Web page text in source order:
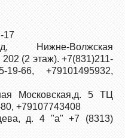
17
Нижне-Волжская
(2 этаж). +7(831)211-
66, +79101495932,
Московская,д. 5 ТЦ
+79107743408
д. 4 "а" +7 (8313)